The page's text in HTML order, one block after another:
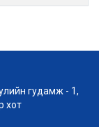
гудамж - 1,
хот